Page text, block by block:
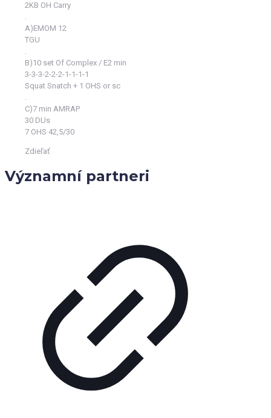
2KB OH Carry
.
A)EMOM 12
TGU
.
B)10 set Of Complex / E2 min
3-3-3-2-2-2-1-1-1-1
Squat Snatch + 1 OHS or sc
.
C)7 min AMRAP
30 DUs
7 OHS 42,5/30
Zdieľať
Významní partneri